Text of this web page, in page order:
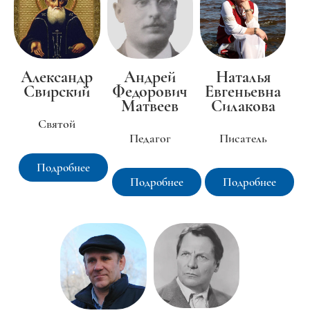
Александр
Свирский
Святой
Подробнее
Андрей
Федорович
Матвеев
Педагог
Подробнее
Наталья
Евгеньевна
Силакова
Писатель
Подробнее